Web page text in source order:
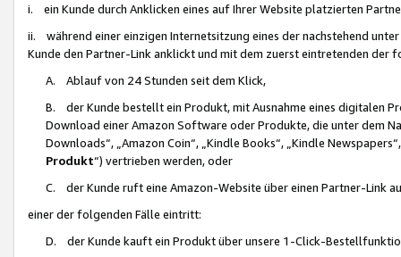
i. ein Kunde durch Anklicken eines auf Ihrer Website platzierten
ii. während einer einzigen Internetsitzung eines der nachstehend
Kunde den Partner-Link anklickt und mit dem zuerst eintretenden der
A. Ablauf von 24 Stunden seit dem Klick,
B. der Kunde bestellt ein Produkt, mit Ausnahme eines digitalen
Download einer Amazon Software oder Produkte, die unter dem
Downloads“, „Amazon Coin“, „Kindle Books“, „Kindle
Produkt“) vertrieben werden, oder
C. der Kunde ruft eine Amazon-Website über einen Partner-Link
einer der folgenden Fälle eintritt:
D. der Kunde kauft ein Produkt über unsere 1-Click-